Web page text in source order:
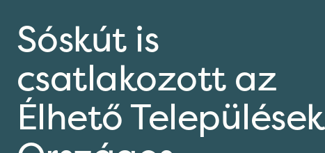
Sóskút is
csatlakozott az
Élhető Települések